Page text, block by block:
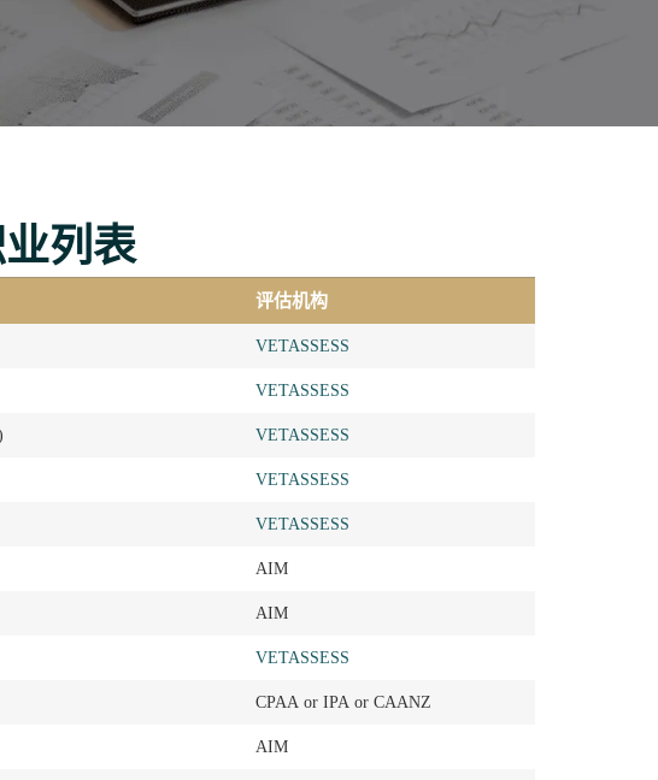
列表
评估机构
VETASSESS
VETASSESS
VETASSESS
VETASSESS
VETASSESS
AIM
AIM
VETASSESS
CPAA or IPA or CAANZ
AIM